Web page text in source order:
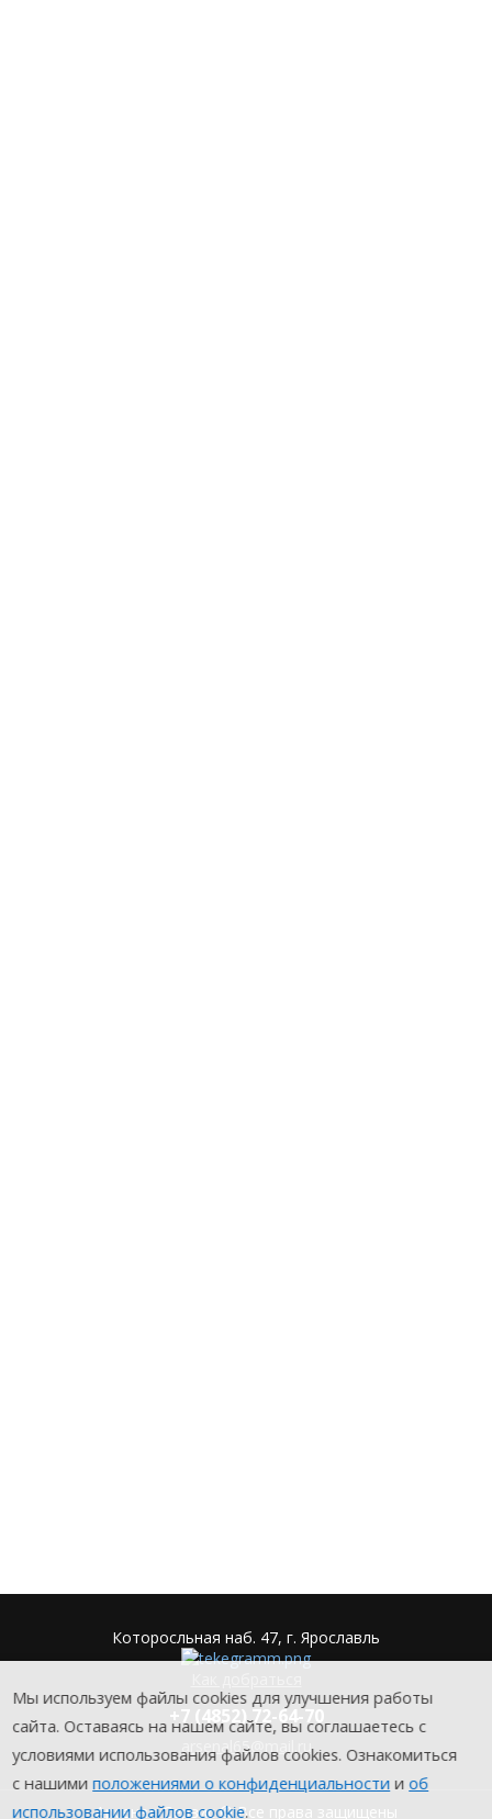
Которосльная наб. 47, г. Ярославль
+7 (4852) 72-64-70
arsenal65@mail.ru
Aрсенал-Сервис © Все права защищены
Мы используем файлы cookies для улучшения работы
сайта. Оставаясь на нашем сайте, вы соглашаетесь с
условиями использования файлов cookies. Ознакомиться
с нашимиположениями о конфиденциальности иоб
использовании файлов cookie.